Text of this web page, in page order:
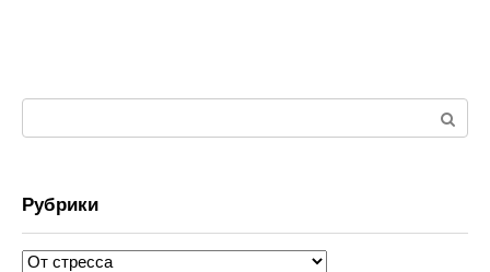
Рубрики
Рубрики